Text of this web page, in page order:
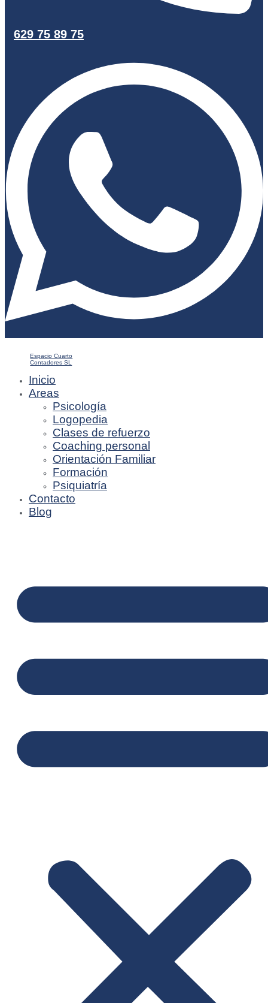
629 75 89 75
Espacio Cuarto
Contadores SL
Inicio
Areas
Psicología
Logopedia
Clases de refuerzo
Coaching personal
Orientación Familiar
Formación
Psiquiatría
Contacto
Blog